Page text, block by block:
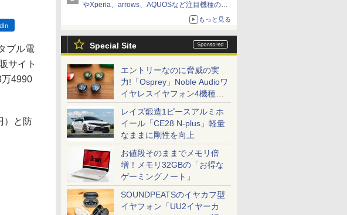
やXperia、arrows、AQUOSなど注目機種の特
もっと見る
Special Site
エントリーなのに脅威の実
力!「Osprey」Noble Audioワ
イヤレスイヤフォン4機種を
一気に聴く
レイズ鍛造1ピースアルミホ
イール「CE28 N-plus」軽量
なままに剛性を向上
お値段そのままでメモリ倍
増！メモリ32GBの「お得な
ゲーミングノート」
SOUNDPEATSのイヤカフ型
イヤフォン「UU2イヤーカ
ブル電
サイト
4990
）と防